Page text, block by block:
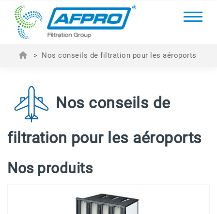
> Nos conseils de filtration pour les aéroports
Nos conseils de
filtration pour les aéroports
Nos produits